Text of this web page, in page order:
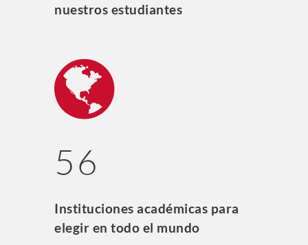
nuestros estudiantes
56
Instituciones académicas para
elegir en todo el mundo